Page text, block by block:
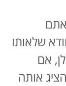
שלאותו
אם
אותה